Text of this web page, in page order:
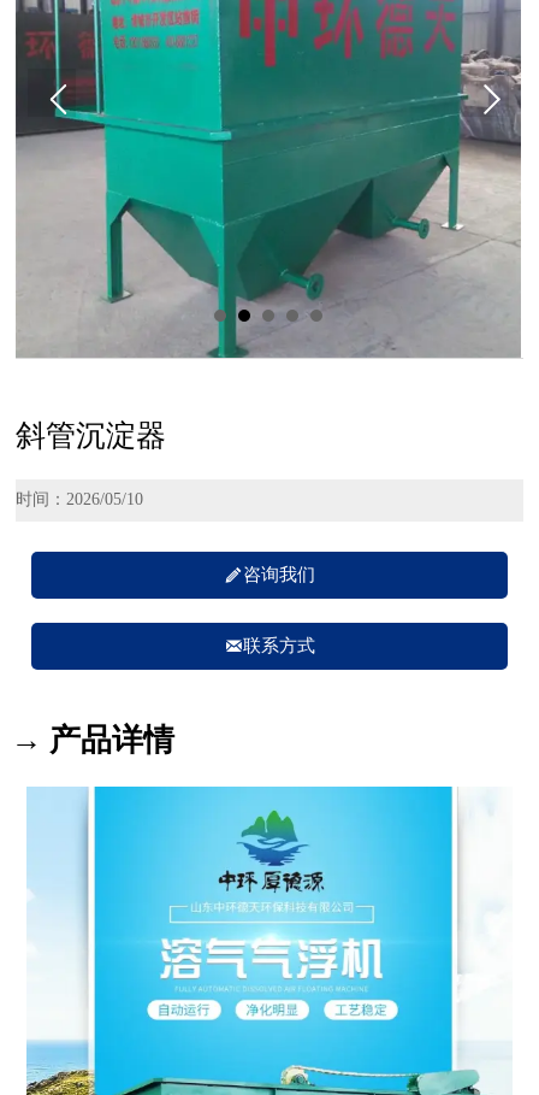
斜管沉淀器
时间：2026/05/10
咨询我们
联系方式
→ 产品详情